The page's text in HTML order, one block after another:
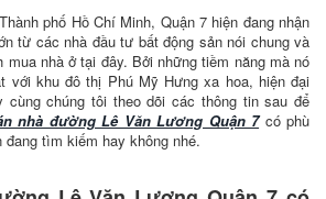
phố Hồ Chí Minh, Quận 7 hiện đang nhận
từ các nhà đầu tư bất động sản nói chung và
mua nhà ở tại đây. Bởi những tiềm năng mà nó
với khu đô thị Phú Mỹ Hưng xa hoa, hiện đại
cùng chúng tôi theo dõi các thông tin sau để
nhà đường Lê Văn Lương Quận 7có phù
đang tìm kiếm hay không nhé.